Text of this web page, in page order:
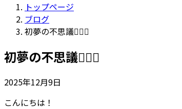
トップページ
ブログ
初夢の不思議😶‍🌫️💫
初夢の不思議😶‍🌫️💫
2025年12月9日
こんにちは！